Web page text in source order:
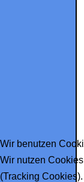
Wir benutzen
Wir nutzen
(Tracking